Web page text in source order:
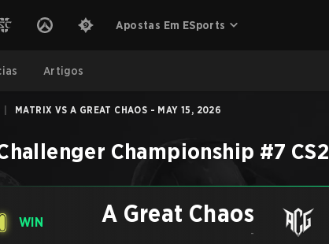
Apostas Em ESports
Artigos
MATRIX VS A GREAT CHAOS - MAY 15, 2026
Championship #7 CS2
WIN A Great Chaos
-